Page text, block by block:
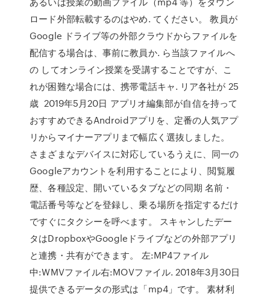
ロード外部転載するのはやめ. てください。 教員が
Google ドライブ等の外部クラウドからファイルを
配信する場合は、事前に教員か. ら当該ファイルへ
の してオンライン授業を受講することですが、こ
れが困難な場合には、携帯電話キャ. リア各社が 25
歳 2019年5月20日 アプリオ編集部が自信を持って
おすすめできるAndroidアプリを、定番の人気アプ
リからマイナーアプリまで幅広く選抜しました。
さまざまなデバイスに対応しているうえに、同一の
Googleアカウントを利用することにより、閲覧履
歴、各種設定、開いているタブなどの同期 名前・
電話番号等などを登録し、乗る場所を指定するだけ
ですぐにタクシーを呼べます。 スキャンしたデー
タはDropboxやGoogleドライブなどの外部アプリ
と連携・共有ができます。 左:MP4ファイル
中:WMVファイル右:MOVファイル. 2018年3月30日
提供できるデータの形式は「mp4」です。 素材利